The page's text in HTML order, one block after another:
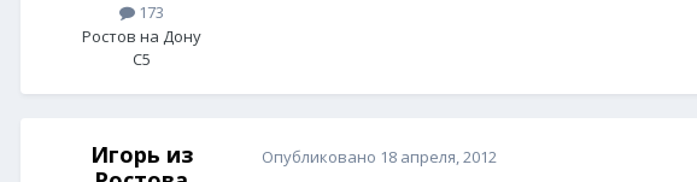
173
Ростов на Дону
C5
Игорь из
Опубликовано 18 апреля, 2012